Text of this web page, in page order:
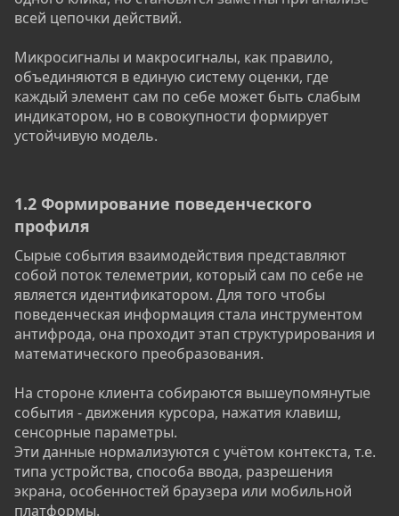
всей цепочки действий.
Микросигналы и макросигналы, как правило,
объединяются в единую систему оценки, где
каждый элемент сам по себе может быть слабым
индикатором, но в совокупности формирует
устойчивую модель.
1.2 Формирование поведенческого
профиля​
Сырые события взаимодействия представляют
собой поток телеметрии, который сам по себе не
является идентификатором. Для того чтобы
поведенческая информация стала инструментом
антифрода, она проходит этап структурирования и
математического преобразования.
На стороне клиента собираются вышеупомянутые
события - движения курсора, нажатия клавиш,
сенсорные параметры.
Эти данные нормализуются с учётом контекста, т.е.
типа устройства, способа ввода, разрешения
экрана, особенностей браузера или мобильной
платформы.